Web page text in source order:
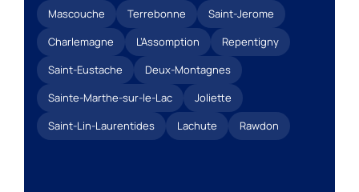
Mascouche
Terrebonne
Saint-Jerome
Charlemagne
L’Assomption
Repentigny
Saint-Eustache
Deux-Montagnes
Sainte-Marthe-sur-le-Lac
Joliette
Saint-Lin-Laurentides
Lachute Rawdon